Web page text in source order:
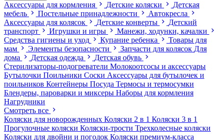
Аксессуары для кормления Детские коляски
Детская
мебель
Постельные принадлежности
Автокресла
Аксессуары для колясок
Детские конверты
Детский
транспорт
Игрушки и игры
Манежи, ходунки, качалки
Средства гигиены и уход
Купание ребенка
Товары для
мам
Элементы безопасности Запчасти для колясок Для
дома
Детская одежда
Детская обувь
Стерилизаторы-подогреватели Молокоотсосы и аксессуары
Бутылочки Поильники Соски Аксессуары для бутылочек и
поильников Контейнеры Посуда Термосы и термосумки
Блендеры, пароварки и миксеры Наборы для кормления
Нагрудники
Смотреть все
Коляски для новорожденных Коляски 2 в 1 Коляски 3 в 1
Прогулочные коляски Коляски-трости Трехколесные коляски
Коляски для двойни и погодок Коляски премиум-класса